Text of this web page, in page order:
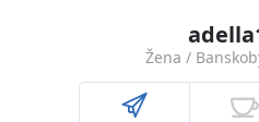
Žena /